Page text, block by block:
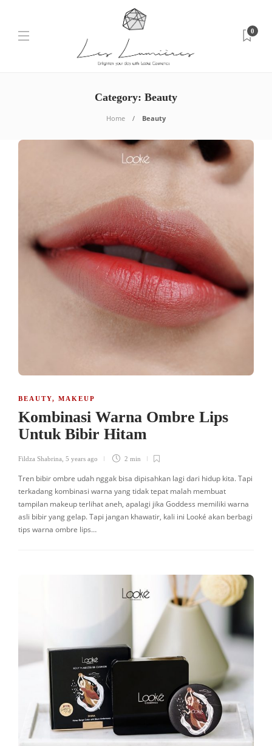
0
Category: Beauty
Home Beauty
BEAUTY, MAKEUP
Kombinasi Warna Ombre Lips
Untuk Bibir Hitam
Fildza Shabrina 5 years ago 2 min
Tren bibir ombre udah nggak bisa dipisahkan lagi dari hidup kita. Tapi
terkadang kombinasi warna yang tidak tepat malah membuat
tampilan makeup terlihat aneh, apalagi jika Goddess memiliki warna
asli bibir yang gelap. Tapi jangan khawatir, kali ini Looké akan berbagi
tips warna ombre lips…